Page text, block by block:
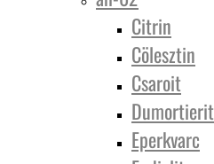
Citrin
Cölesztin
Csaroit
Dumortierit
Eperkvarc